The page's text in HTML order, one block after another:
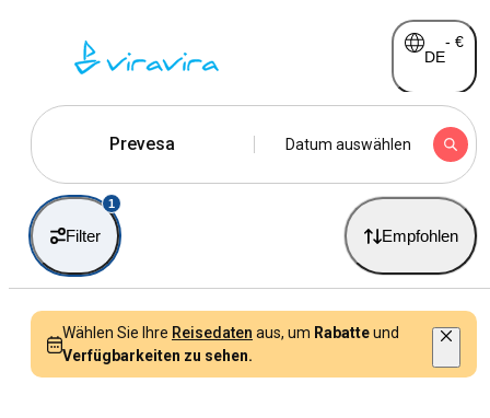
DE
- €
Prevesa Datum auswählen
Filter
1
Empfohlen
Wählen Sie Ihre Reisedaten aus, um Rabatteund
Verfügbarkeiten zu sehen.